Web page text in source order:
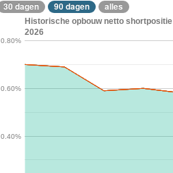
30 dagen 90 dagen alles
Historische opbouw netto
2026
0.40%
0.60%
0.80%